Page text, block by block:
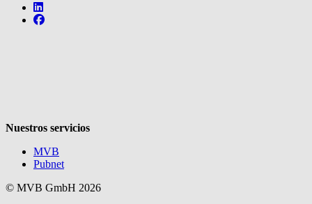
Follow us on https://de.linkedin.com/company/mvblatam
Follow us on https://www.facebook.com/metabooksmx
Nuestros servicios
MVB
Pubnet
© MVB GmbH 2026